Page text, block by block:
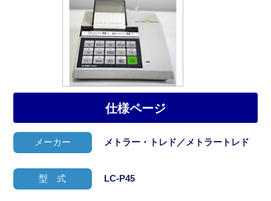
メーカー メトラー・トレド／メトラートレド
仕様ページ
型 式 LC-P45